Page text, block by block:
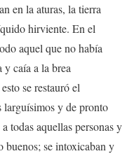
en la aturas, la tierra
hirviente. En el
aquel que no había
caía a la brea
se restauró el
y de pronto
todas aquellas personas y
buenos; se intoxicaban y